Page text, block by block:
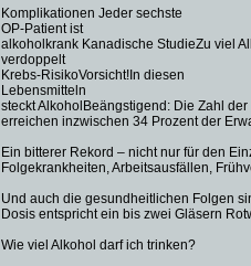
Komplikationen Jeder sechste
OP-Patient ist
alkoholkrank Kanadische StudieZu viel
verdoppelt
Krebs-RisikoVorsicht!In diesen
Lebensmitteln
steckt AlkoholBeängstigend: Die Zahl
erreichen inzwischen 34 Prozent der
Ein bitterer Rekord – nicht nur für den
Folgekrankheiten, Arbeitsausfällen,
Und auch die gesundheitlichen Folgen
Dosis entspricht ein bis zwei Gläsern
Wie viel Alkohol darf ich trinken?